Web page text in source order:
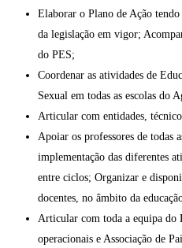
Elaborar o Plano de Ação tendo
da legislação em vigor;
do PES;
Coordenar as atividades de
Sexual em todas as escolas do
Articular com entidades,
Apoiar os professores de todas
implementação das diferentes
entre ciclos; Organizar e
docentes, no âmbito da
Articular com toda a equipa do
operacionais e Associação de